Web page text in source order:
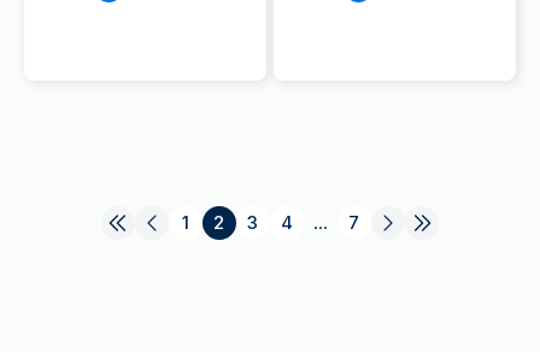
1 2 3 4 ... 7